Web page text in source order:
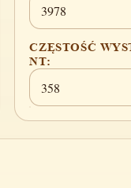
3978
CZĘSTOŚĆ
NT:
358